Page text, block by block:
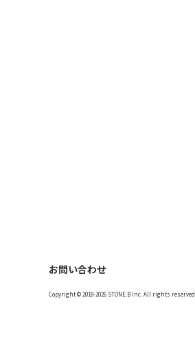
お問い合わせ
Copyright © 2018-2026 STONE.B Inc. All rights reserved.